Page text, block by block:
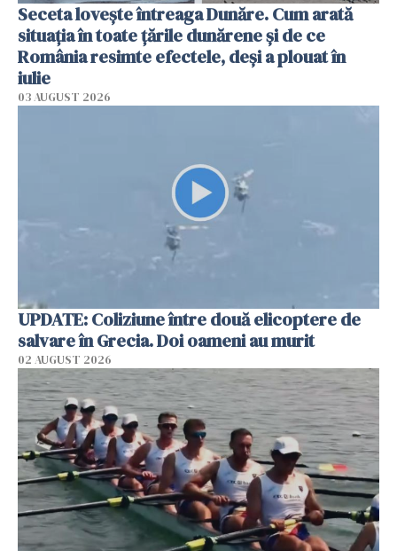
Seceta lovește întreaga Dunăre. Cum arată
situația în toate țările dunărene și de ce
România resimte efectele, deși a plouat în
iulie
03 AUGUST 2026
UPDATE: Coliziune între două elicoptere de
salvare în Grecia. Doi oameni au murit
02 AUGUST 2026